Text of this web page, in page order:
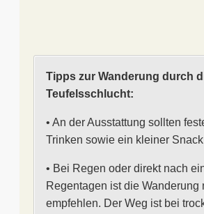
Tipps zur Wanderung durch
Teufelsschlucht:
• An der Ausstattung sollten
Trinken sowie ein kleiner
• Bei Regen oder direkt nach
Regentagen ist die Wanderung
empfehlen. Der Weg ist bei